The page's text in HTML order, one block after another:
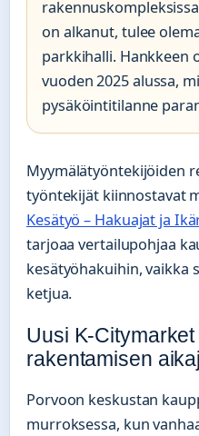
on alkanut, tulee
parkkihalli. Hankkeen
vuoden 2025 alussa,
pysäköintitilanne
Myymälätyöntekijöiden
työntekijät kiinnostavat
Kesätyö – Hakuajat ja
tarjoaa vertailupohjaa
kesätyöhakuihin, vaikka
ketjua.
Uusi K-
rakentamisen
Porvoon keskustan
murroksessa, kun